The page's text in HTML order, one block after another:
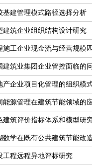
基建管理模式路径选择分析
建筑企业组织结构设计研究
施工企业现金流与经营规模
建筑业集团企业管控面临的
产企业项目化管理的组织模
能源管理在建筑节能领域的
建筑评价指标体系和模型研
数学在既有公共建筑节能改
工程远程异地评标研究